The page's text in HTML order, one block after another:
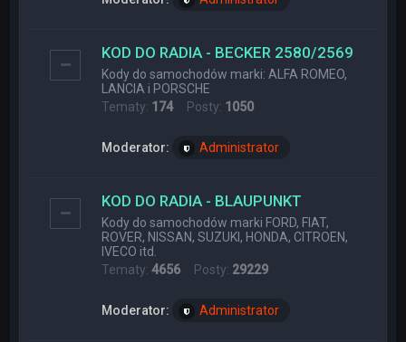
KOD DO RADIA - BECKER 2580/2569
Kody do samochodów marki: ALFA ROMEO,
LANCIA i PORSCHE
Tematy: 174Posty: 1050
Moderator: Administrator
KOD DO RADIA - BLAUPUNKT
Kody do samochodów marki FORD, FIAT,
ROVER, NISSAN, SUZUKI, HONDA, CITROEN,
IVECO itd.
Tematy:4656 Posty: 29229
Moderator: Administrator